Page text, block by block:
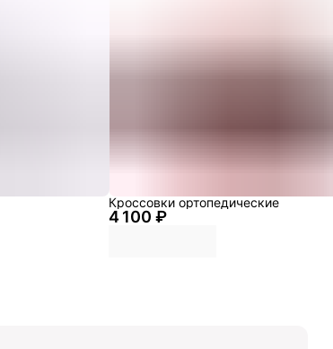
4 100 ₽
Кроссовки ортопедические